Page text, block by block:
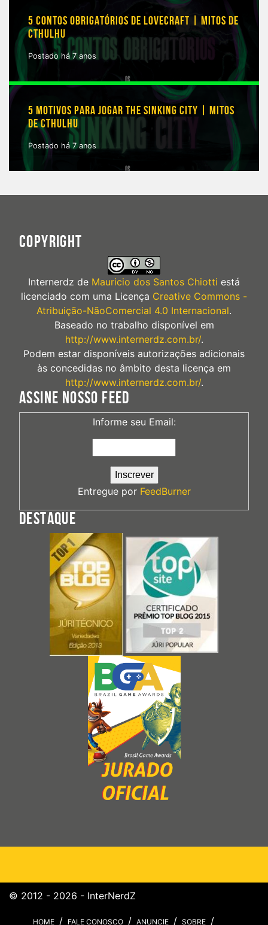
5 CONTOS OBRIGATÓRIOS DE LOVECRAFT | MITOS DE
CTHULHU
Postado há 7 anos
5 MOTIVOS PARA JOGAR THE SINKING CITY | MITOS
DE CTHULHU
Postado há 7 anos
COPYRIGHT
Internerdz de Mauricio dos Santos Chiotti está
licenciado com uma Licença Creative Commons -
Atribuição-NãoComercial 4.0 Internacional.
Baseado no trabalho disponível em
http://www.internerdz.com.br/.
Podem estar disponíveis autorizações adicionais
às concedidas no âmbito desta licença em
http://www.internerdz.com.br/.
ASSINE NOSSO FEED
Informe seu Email:
Entregue por FeedBurner
DESTAQUE
© 2012 - 2026 - InterNerdZ
HOME FALE CONOSCO ANUNCIE SOBRE